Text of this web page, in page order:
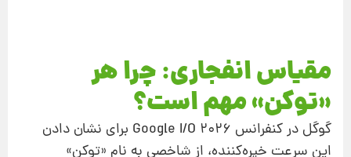
مقیاس انفجاری: چرا هر
«توکن» مهم است؟
گوگل در کنفرانس Google I/O 2026 برای نشان دادن
این سرعت خیره‌کننده، از شاخصی به نام «توکن»